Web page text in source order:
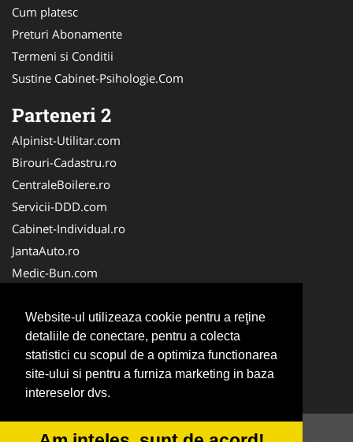
Website-ul utilizeaza cookie pentru a reţine
detaliile de conectare, pentru a colecta
statistici cu scopul de a optimiza functionarea
site-ului si pentru a furniza marketing in baza
intereselor dvs.
Cum platesc
Preturi Abonamente
Termeni si Conditii
Sustine Cabinet-Psihologie.Com
Parteneri 2
Alpinist-Utilitar.com
Birouri-Cadastru.ro
CentraleBoilere.ro
Servicii-DDD.com
Cabinet-Individual.ro
JantaAuto.ro
Medic-Bun.com
Apicultorul.com
CentruInchirieri.ro
Oftalmologul.ro
Stomatologul.com